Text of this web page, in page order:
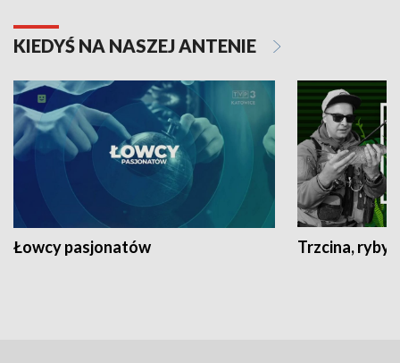
KIEDYŚ NA NASZEJ ANTENIE
Łowcy pasjonatów Trzcina, ryby